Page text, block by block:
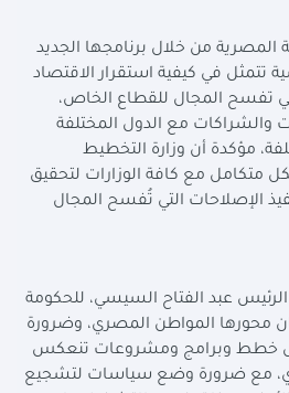
المصرية من خلال برنامجها الجديد
تتمثل في كيفية استقرار الاقتصاد
تفسح المجال للقطاع الخاص،
والشراكات مع الدول المختلفة
مؤكدة أن وزارة التخطيط
متكامل مع كافة الوزارات لتحقيق
الإصلاحات التي تُفسح المجال
عبد الفتاح السيسي، للحكومة
محورها المواطن المصري، وضرورة
خطط وبرامج ومشروعات تنعكس
مع ضرورة وضع سياسات لتشجيع